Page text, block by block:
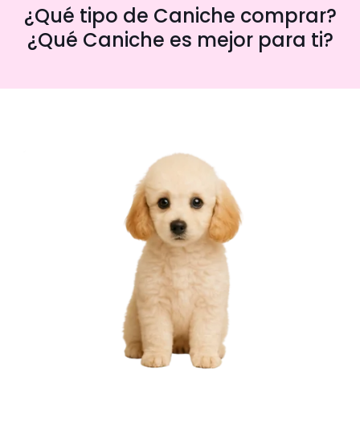
¿Qué tipo de Caniche comprar?
¿Qué Caniche es mejor para ti?